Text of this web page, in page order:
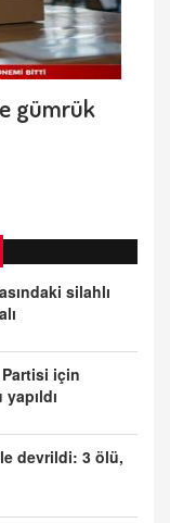
gümrük
silahlı
için
devrildi: 3 ölü,